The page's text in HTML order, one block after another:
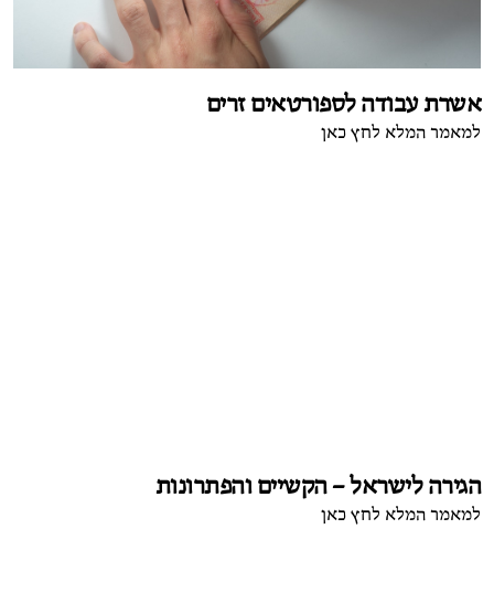
אשרת עבודה לספורטאים זרים
למאמר המלא לחץ כאן
הגירה לישראל – הקשיים והפתרונות
למאמר המלא לחץ כאן